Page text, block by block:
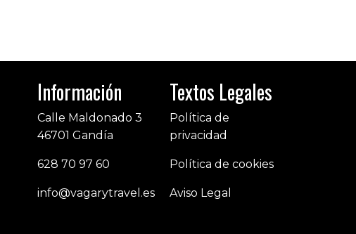
Información
Calle Maldonado 3
46701 Gandía
628 70 97 60
info@vagarytravel.es
Textos Legales
Política de
privacidad
Política de cookies
Aviso Legal